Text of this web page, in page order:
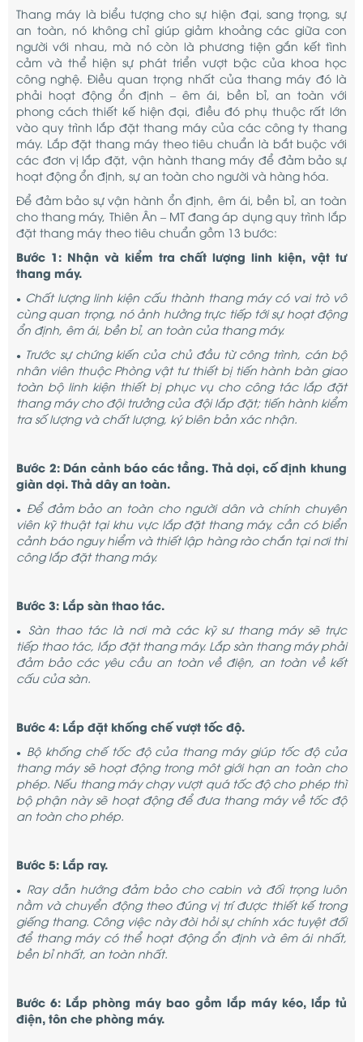
Thang máy là biểu tượng cho sự hiện đại, sang trọng, sự
an toàn, nó không chỉ giúp giảm khoảng các giữa con
người với nhau, mà nó còn là phương tiện gắn kết tình
cảm và thể hiện sự phát triển vượt bậc của khoa học
công nghệ. Điều quan trọng nhất của thang máy đó là
phải hoạt động ổn định – êm ái, bền bỉ, an toàn với
phong cách thiết kế hiện đại, điều đó phụ thuộc rất lớn
vào quy trình lắp đặt thang máy của các công ty thang
máy. Lắp đặt thang máy theo tiêu chuẩn là bắt buộc với
các đơn vị lắp đặt, vận hành thang máy để đảm bảo sự
hoạt động ổn định, sự an toàn cho người và hàng hóa.
Để đảm bảo sự vận hành ổn định, êm ái, bền bỉ, an toàn
cho thang máy, Thiên Ân – MT đang áp dụng quy trình lắp
đặt thang máy theo tiêu chuẩn gồm 13 bước:
Bước 1: Nhận và kiểm tra chất lượng linh kiện, vật tư
thang máy.
● Chất lượng linh kiện cấu thành thang máy có vai trò vô
cùng quan trọng, nó ảnh hưởng trực tiếp tới sự hoạt động
ổn định, êm ái, bền bỉ, an toàn của thang máy.
●
Trước sự chứng kiến của chủ đầu từ công trình, cán bộ
nhân viên thuộc Phòng vật tư thiết bị tiến hành bàn giao
toàn bộ linh kiện thiết bị phục vụ cho công tác lắp đặt
thang máy cho đội trưởng của đội lắp đặt; tiến hành kiểm
tra số lượng và chất lượng, ký biên bản xác nhận.
Bước 2: Dán cảnh báo các tầng. Thả dọi, cố định khung
giàn dọi. Thả dây an toàn.
●
Để đảm bảo an toàn cho người dân và chính chuyên
viên kỹ thuật tại khu vực lắp đặt thang máy, cần có biển
cảnh báo nguy hiểm và thiết lập hàng rào chắn tại nơi thi
công lắp đặt thang máy.
Bước 3: Lắp sàn thao tác.
● Sàn thao tác là nơi mà các kỹ sư thang máy sẽ trực
tiếp thao tác, lắp đặt thang máy. Lắp sàn thang máy phải
đảm bảo các yêu cầu an toàn về điện, an toàn về kết
cấu của sàn.
Bước 4: Lắp đặt khống chế vượt tốc độ.
● Bộ khống chế tốc độ của thang máy giúp tốc độ của
thang máy sẽ hoạt động trong môt giới hạn an toàn cho
phép. Nếu thang máy chạy vượt quá tốc độ cho phép thì
bộ phận này sẽ hoạt động để đưa thang máy về tốc độ
an toàn cho phép.
Bước 5: Lắp ray.
● Ray dẫn hướng đảm bảo cho cabin và đối trọng luôn
nằm và chuyển động theo đúng vị trí được thiết kế trong
giếng thang. Công việc này đòi hỏi sự chính xác tuyệt đối
để thang máy có thể hoạt động ổn định và êm ái nhất,
bền bỉ nhất, an toàn nhất.
Bước 6: Lắp phòng máy bao gồm lắp máy kéo, lắp tủ
điện, tôn che phòng máy.